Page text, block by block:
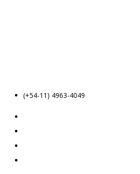
(+54-11) 4963-4049